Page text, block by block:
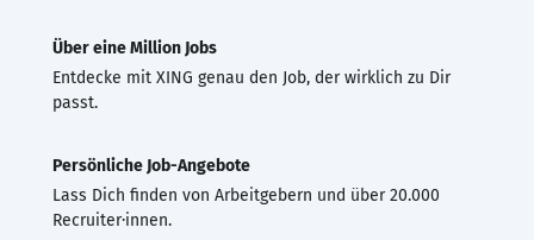
Über eine Million Jobs
Entdecke mit XING genau den Job, der wirklich zu Dir
passt.
Persönliche Job-Angebote
Lass Dich finden von Arbeitgebern und über 20.000
Recruiter·innen.